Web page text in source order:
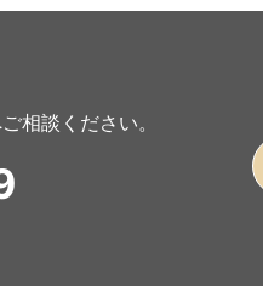
ご相談ください。